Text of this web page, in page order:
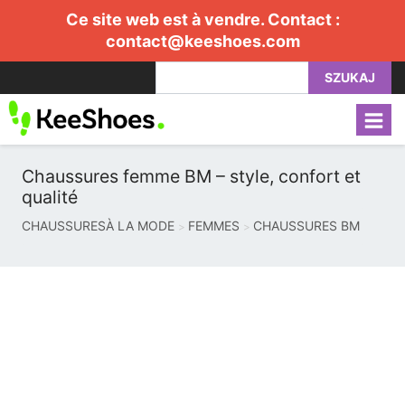
Ce site web est à vendre. Contact :
contact@keeshoes.com
SZUKAJ
Chaussures femme BM – style, confort et
qualité
CHAUSSURESÀ LA MODE FEMMES CHAUSSURES BM